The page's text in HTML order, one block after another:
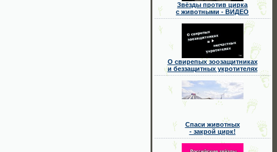
Звёзды против цирка
с животными - ВИДЕО
О свирепых зоозащитниках
и беззащитных укротителях
Спаси животных
- закрой цирк!